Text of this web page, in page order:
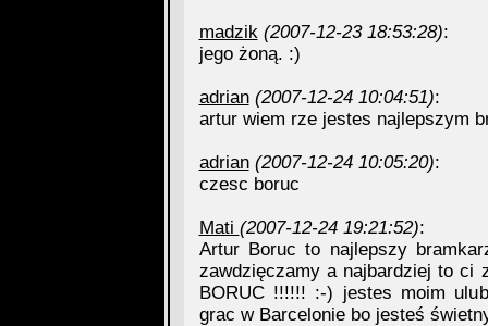
madzik (2007-12-23 18:53:28):
jego żoną. :)
adrian (2007-12-24 10:04:51):
artur wiem rze jestes najlepszym
adrian (2007-12-24 10:05:20):
czesc boruc
Mati (2007-12-24 19:21:52):
Artur Boruc to najlepszy
zawdzięczamy a najbardziej to ci
BORUC !!!!!! :-) jestes moim
grac w Barcelonie bo jesteś